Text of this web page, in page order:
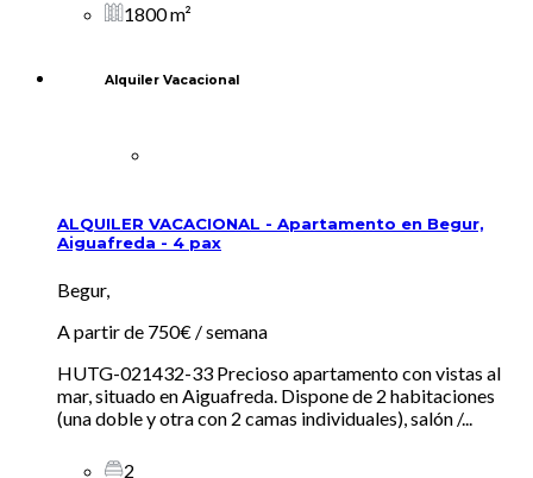
1800 m²
Alquiler Vacacional
ALQUILER VACACIONAL - Apartamento en Begur,
Aiguafreda - 4 pax
Begur,
A partir de 750€ / semana
HUTG-021432-33 Precioso apartamento con vistas al
mar, situado en Aiguafreda. Dispone de 2 habitaciones
(una doble y otra con 2 camas individuales), salón /...
2